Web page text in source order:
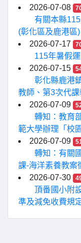
2026-07-08
有關本縣
(彰化區及鹿港區)
2026-07-17
115年暑假
2026-07-15
彰化縣鹿港
教師、第3次代課
2026-07-09
轉知：教育
範大學辦理「校
2026-07-09
轉知：有關
課-海洋素養教案
2026-07-30
頂番國小附
準及減免收費規